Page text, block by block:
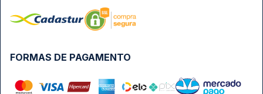
FORMAS DE PAGAMENTO